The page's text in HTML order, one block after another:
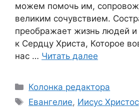
можем помочь им,
великим сочувствием.
преображает жизнь людей
к Сердцу Христа, Которое
нас … Читать далее
Рубрики
Колонка редактора
Метки
Евангелие, Иисус Христос